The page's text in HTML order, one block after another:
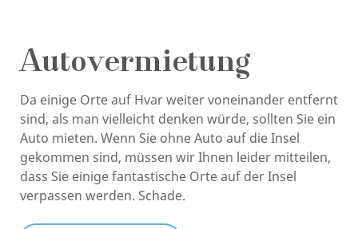
Autovermietung
Da einige Orte auf Hvar weiter voneinander entfernt
sind, als man vielleicht denken würde, sollten Sie ein
Auto mieten. Wenn Sie ohne Auto auf die Insel
gekommen sind, müssen wir Ihnen leider mitteilen,
dass Sie einige fantastische Orte auf der Insel
verpassen werden. Schade.